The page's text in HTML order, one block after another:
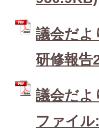
議会だよ
研修報告
議会だよ
ファイ